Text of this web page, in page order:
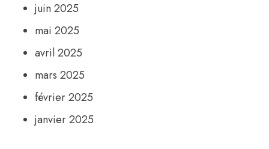
juin 2025
mai 2025
avril 2025
mars 2025
février 2025
janvier 2025